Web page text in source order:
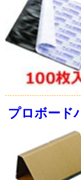
プロボード